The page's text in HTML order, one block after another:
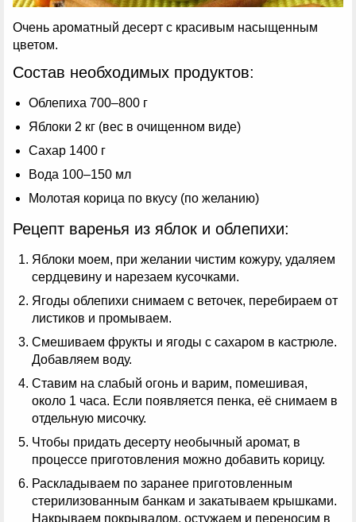
Очень ароматный десерт с красивым насыщенным
цветом.
Состав необходимых продуктов:
Облепиха 700–800 г
Яблоки 2 кг (вес в очищенном виде)
Сахар 1400 г
Вода 100–150 мл
Молотая корица по вкусу (по желанию)
Рецепт варенья из яблок и облепихи:
Яблоки моем, при желании чистим кожуру, удаляем
сердцевину и нарезаем кусочками.
Ягоды облепихи снимаем с веточек, перебираем от
листиков и промываем.
Смешиваем фрукты и ягоды с сахаром в кастрюле.
Добавляем воду.
Ставим на слабый огонь и варим, помешивая,
около 1 часа. Если появляется пенка, её снимаем в
отдельную мисочку.
Чтобы придать десерту необычный аромат, в
процессе приготовления можно добавить корицу.
Раскладываем по заранее приготовленным
стерилизованным банкам и закатываем крышками.
Накрываем покрывалом, остужаем и переносим в